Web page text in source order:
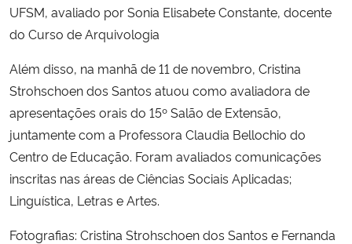
Banco Central do Brasil
Planalto
UFSM, avaliado por Sonia Elisabete Constante, docente
do Curso de Arquivologia
Além disso, na manhã de 11 de novembro, Cristina
Strohschoen dos Santos atuou como avaliadora de
apresentações orais do 15º Salão de Extensão,
juntamente com a Professora Claudia Bellochio do
Centro de Educação. Foram avaliados comunicações
inscritas nas áreas de Ciências Sociais Aplicadas;
Linguística, Letras e Artes.
Fotografias: Cristina Strohschoen dos Santos e Fernanda